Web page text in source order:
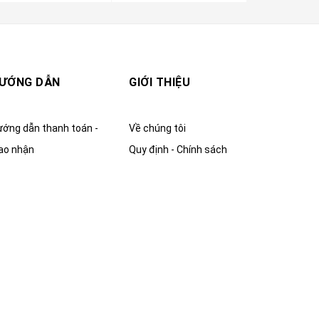
DẪN
dẫn thanh toán -
nhận
GIỚI THIỆU
Về chúng tôi
Quy định - Chính sách